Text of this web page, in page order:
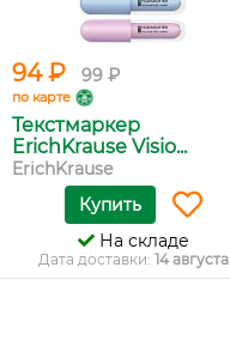
94 ₽ 99 ₽
по карте
Текстмаркер
ErichKrause Visio...
ErichKrause
Купить
На складе
Дата доставки: 14 августа